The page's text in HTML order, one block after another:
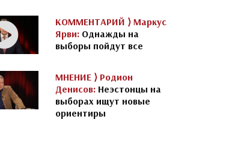
КОММЕНТАРИЙ ⟩ Маркус
Ярви: Однажды на
выборы пойдут все
МНЕНИЕ ⟩ Родион
Денисов: Неэстонцы на
выборах ищут новые
ориентиры